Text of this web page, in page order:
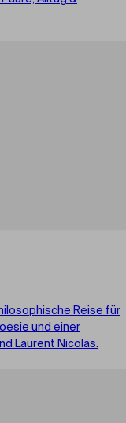
Reise für
und einer
Laurent Nicolas.